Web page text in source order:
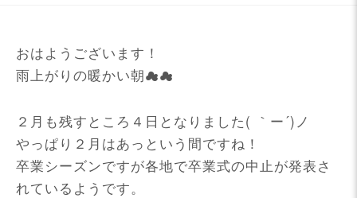
おはようございます！
雨上がりの暖かい朝☁☁
２月も残すところ４日となりました( ｀ー´)ノ
やっぱり２月はあっという間ですね！
卒業シーズンですが各地で卒業式の中止が発表さ
れているようです。